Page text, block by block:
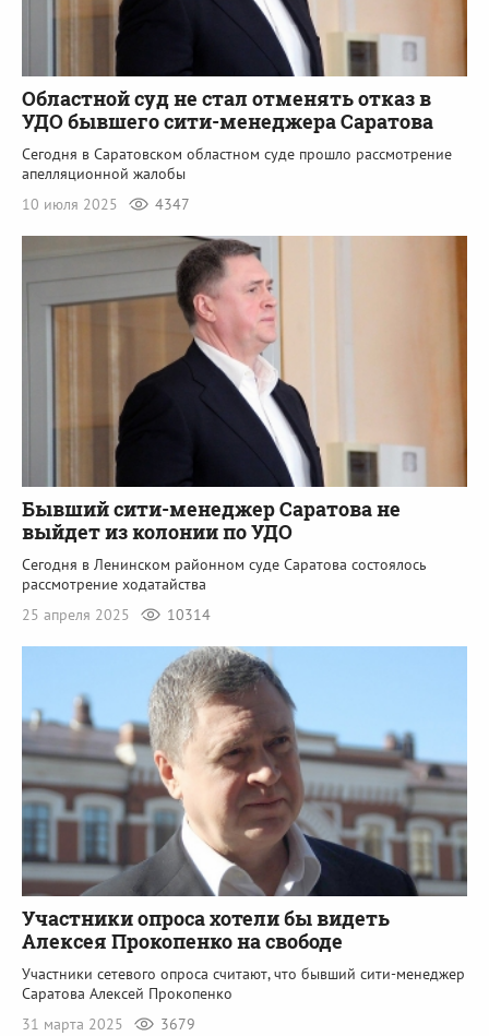
Областной суд не стал отменять отказ в
УДО бывшего сити-менеджера Саратова
Сегодня в Саратовском областном суде прошло рассмотрение
апелляционной жалобы
10 июля 2025
4347
Бывший сити-менеджер Саратова не
выйдет из колонии по УДО
Сегодня в Ленинском районном суде Саратова состоялось
рассмотрение ходатайства
25 апреля 2025
10314
Участники опроса хотели бы видеть
Алексея Прокопенко на свободе
Участники сетевого опроса считают, что бывший сити-менеджер
Саратова Алексей Прокопенко
31 марта 2025
3679